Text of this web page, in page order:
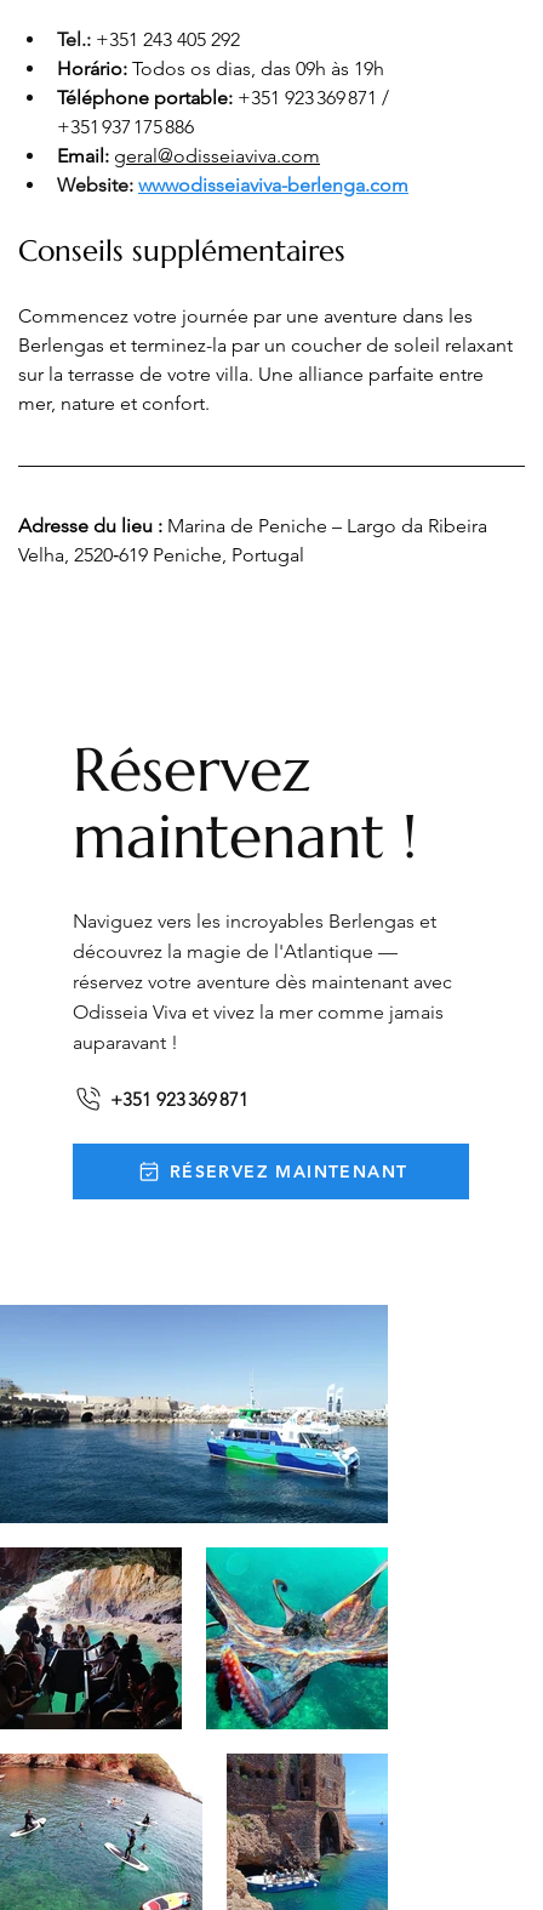
Tel.: +351 243 405 292
Horário: Todos os dias, das 09h às 19h
Téléphone portable: +351 923 369 871 /
+351 937 175 886
Email: geral@odisseiaviva.com
Website: wwwodisseiaviva-berlenga.com
Conseils supplémentaires
Commencez votre journée par une aventure dans les
Berlengas et terminez-la par un coucher de soleil relaxant
sur la terrasse de votre villa. Une alliance parfaite entre
mer, nature et confort.
Adresse du lieu : Marina de Peniche – Largo da Ribeira
Velha, 2520‑619 Peniche, Portugal
Réservez
maintenant !
Naviguez vers les incroyables Berlengas et
découvrez la magie de l'Atlantique —
réservez votre aventure dès maintenant avec
Odisseia Viva et vivez la mer comme jamais
auparavant !
+351 923 369 871
RÉSERVEZ MAINTENANT